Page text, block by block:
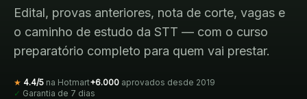
Edital, provas anteriores, nota de corte, vagas e
o caminho de estudo da STT — com o curso
preparatório completo para quem vai prestar.
★ 4.4/5 na Hotmart+6.000 aprovados desde 2019
✓ Garantia de 7 dias